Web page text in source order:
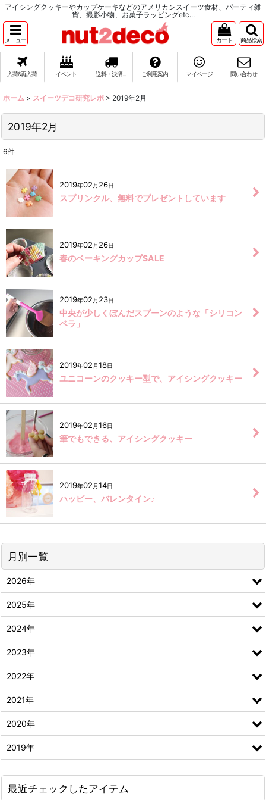
アイシングクッキーやカップケーキなどのアメリカンスイーツ食材、パーティ雑
貨、撮影小物、お菓子ラッピングetc...
メニュー カート 商品検索
入荷&再入荷 イベント 送料・決済... ご利用案内 マイページ 問い合わせ
ホーム > スイーツデコ研究レポ > 2019年2月
2019年2月
6件
2019年02 月 26日
スプリンクル、無料でプレゼントしています
2019年02 月 26日
春のベーキングカップSALE
2019年02 月 23日
中央が少しくぼんだスプーンのような「シリコン
ベラ」
2019年02 月18日
ユニコーンのクッキー型で、アイシングクッキー
2019年02 月16日
筆でもできる、アイシングクッキー
2019年02 月14日
ハッピー、バレンタイン♪
月別一覧
2026年
2025年
2024年
2023年
2022年
2021年
2020年
2019年
最近チェックしたアイテム